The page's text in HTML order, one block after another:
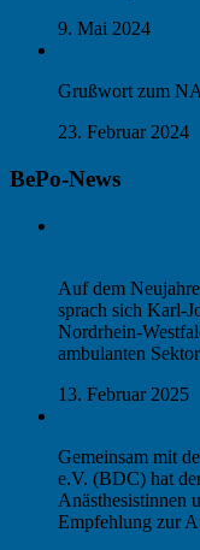
9. Mai 2024
Grußwort zum
23. Februar 2024
BePo-News
Auf dem
sprach sich Karl-
Nordrhein-
ambulanten
13. Februar 2025
Gemeinsam mit
e.V. (BDC) hat
Anästhesistinnen
Empfehlung zur